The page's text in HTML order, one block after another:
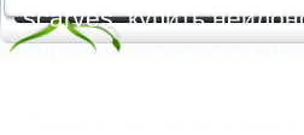
scarves, купить
купить газовые